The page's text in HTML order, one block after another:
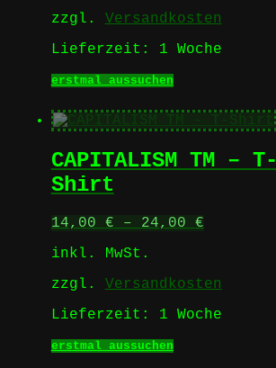
zzgl. Versandkosten
Lieferzeit: 1 Woche
erstmal aussuchenDieses
weist
mehrere
auf.
auf
werden
CAPITALISM TM – T-
Shirt
14,00 € – 24,00 €
inkl. MwSt.
zzgl. Versandkosten
Lieferzeit: 1 Woche
erstmal aussuchenDieses